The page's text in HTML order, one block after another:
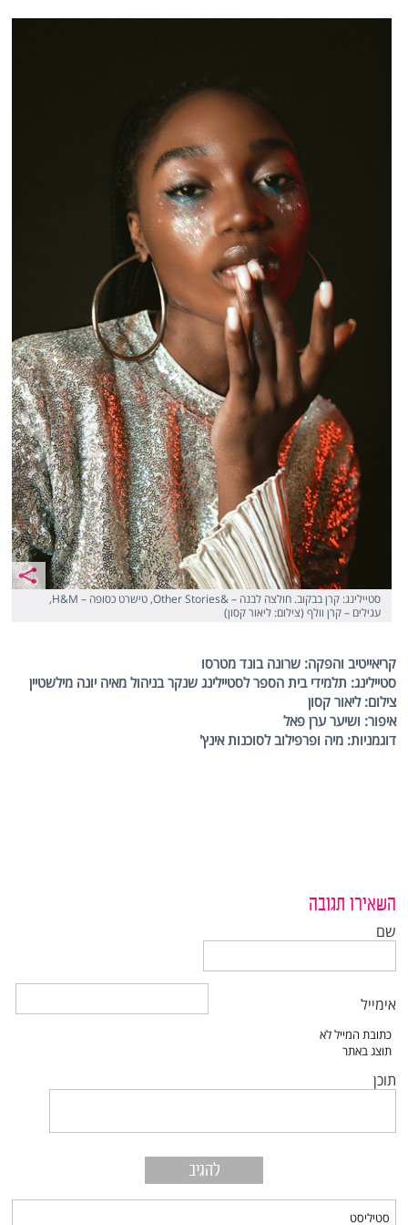
סטיילינג: קרן בבקוב. חולצה לבנה – &Other Stories, טישרט כסופה – H&M,
עגילים – קרן וולף (צילום: ליאור קסון)
קריאייטיב והפקה: שרונה בונד מטרסו
סטיילינג: תלמידי בית הספר לסטיילינג שנקר בניהול מאיה יונה מילשטיין
צילום: ליאור קסון
איפור: ושיער ערן פאל
דוגמניות: מיה ופרפילוב לסוכנות אינץ'
השאירו תגובה
שם
אימייל
תוכן
סטיליסט